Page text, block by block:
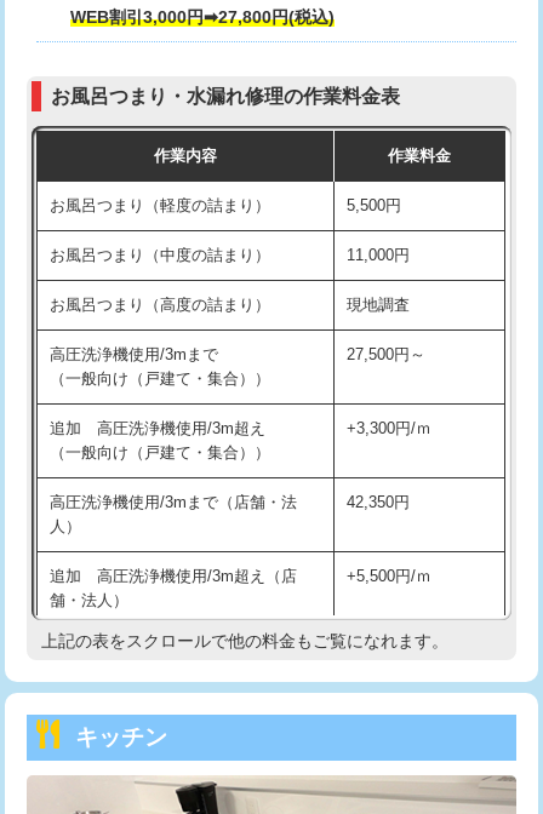
交換・取付（タンク）
交換・取付（普通便座） 11,000円+材料費
交換・取付（温水洗浄便座） 16,500円+材料費
交換・取付(単水栓（壁付・デッキ
式）)
13,200円+材料費
交換・取付(混合水栓（壁付・デッキ
式・ワンホール）)
16,500円+材料費
交換・取付(排水栓・排水トラップ
（P/S/ポップアップ））
22,000円+材料費
交換・取付（その他部品） 11,000円+材料費
持込商品取付（単水栓） 13,200円
持込商品取付（混合水栓）
持込商品取付（浄水器・分岐水栓） 16,500円
持込商品取付（温水洗浄便座） 22,000円
持込商品取付（普通便座⇔温水洗浄便
22,000円
給水管工事※（ホール加工)
給水管工事※（バンド止め) 3,300円
WEB割引3,000円➡27,800円(税込)
お風呂つまり・水漏れ修理の作業料金表
作業内容 作業料金
お風呂つまり（軽度の詰まり） 5,500円
お風呂つまり（中度の詰まり） 11,000円
お風呂つまり（高度の詰まり） 現地調査
高圧洗浄機使用/3mまで
（一般向け（戸建て・集合））
27,500円～
追加 高圧洗浄機使用/3m超え
（一般向け（戸建て・集合））
+3,300円/ｍ
高圧洗浄機使用/3mまで（店舗・法
人）
42,350円
追加 高圧洗浄機使用/3m超え（店
舗・法人）
+5,500円/ｍ
高度高圧洗浄換 現地調査
トーラー機使用/3mまで
追加トーラー機使用/3m超え +3,300円
上記の表をスクロールで他の料金もご覧になれます。
キッチン